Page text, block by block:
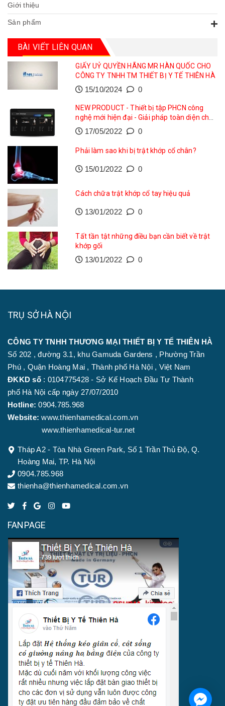
Giới thiệu
Sản phẩm
BÀI VIẾT LIÊN QUAN
GIẤY UỶ QUYỀN HÃNG MR HÀN QUỐC CHO
CÔNG TY TNHH TM THIẾT BỊ Y TẾ THIÊN HÀ
15/10/2024 0
NEW PRODUCT - Thiết bị tập PHCN công
nghệ mới hiện đại - Giải pháp toàn diện cho
phục hồi vận động
17/05/2022 0
Phải làm sao khi bị trật khớp cổ chân?
15/01/2022 0
Cách chữa trật khớp cổ tay hiệu quả
13/01/2022 0
Tất tần tật những điều bạn cần biết về trật
khớp gối
13/01/2022 0
TRỤ SỞ HÀ NỘI
CÔNG TY TNHH THƯƠNG MẠI THIẾT BỊ Y TẾ THIÊN HÀ
Số 202 , đường 3.1, khu Gamuda Gardens , Phường Trần
Phú , Quận Hoàng Mai , Thành phố Hà Nội , Việt Nam
ĐKKD số: 0104775428 - Sở Kế Hoạch Đầu Tư Thành
phố Hà Nội cấp ngày 27/07/2010
Hotline: 0904.785.968
Website:www.thienhamedical.com.vn
www.thienhamedical-tur.net
Tháp A2 - Tòa Nhà Green Park, Số 1 Trần Thủ Độ, Q.
Hoàng Mai, TP. Hà Nội
0904.785.968
thienha@thienhamedical.com.vn
FANPAGE